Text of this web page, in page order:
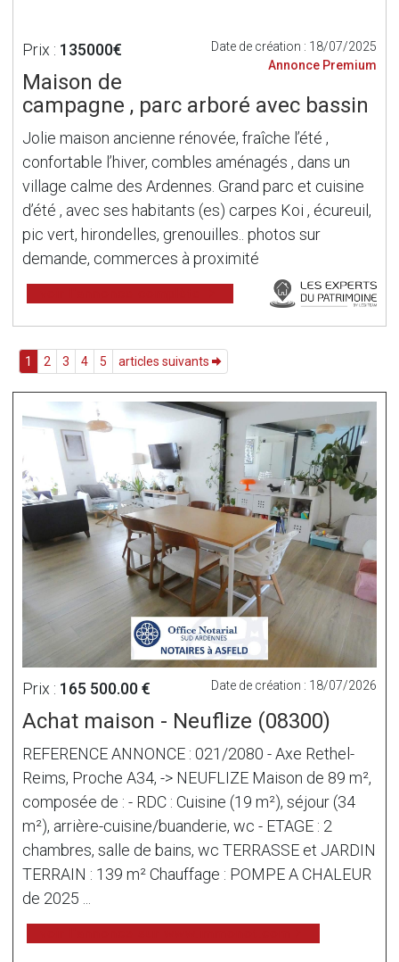
Prix : 135000€
Date de création : 18/07/2025
Annonce Premium
Maison de
campagne , parc arboré avec bassin
Jolie maison ancienne rénovée, fraîche l’été ,
confortable l’hiver, combles aménagés , dans un
village calme des Ardennes. Grand parc et cuisine
d’été , avec ses habitants (es) carpes Koi , écureuil,
pic vert, hirondelles, grenouilles.. photos sur
demande, commerces à proximité
1 2 3 4 5 articles suivants
Prix : 165 500.00 € Date de création : 18/07/2026
Achat maison - Neuflize (08300)
REFERENCE ANNONCE : 021/2080 - Axe Rethel-
Reims, Proche A34, -> NEUFLIZE Maison de 89 m²,
composée de : - RDC : Cuisine (19 m²), séjour (34
m²), arrière-cuisine/buanderie, wc - ETAGE : 2
chambres, salle de bains, wc TERRASSE et JARDIN
TERRAIN : 139 m² Chauffage : POMPE A CHALEUR
de 2025 ...